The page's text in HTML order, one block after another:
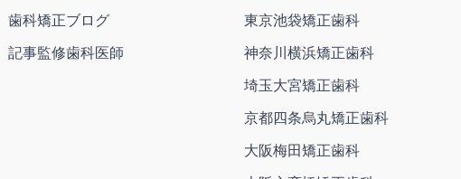
歯科矯正ブログ
記事監修歯科医師
東京池袋矯正歯科
神奈川横浜矯正歯科
埼玉大宮矯正歯科
京都四条烏丸矯正歯科
大阪梅田矯正歯科